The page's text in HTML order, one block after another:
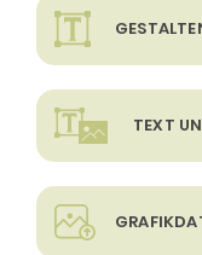
TEXT